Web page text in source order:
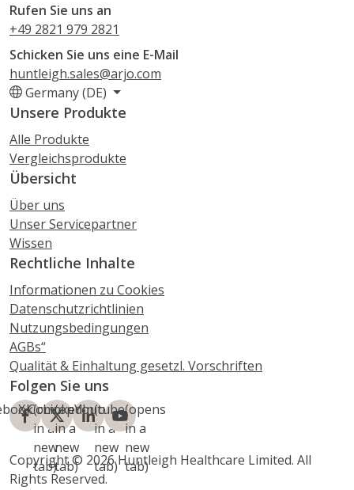
Rufen Sie uns an
+49 2821 979 2821
Schicken Sie uns eine E-Mail
huntleigh.sales@arjo.com
Germany (DE)
Unsere Produkte
Alle Produkte
Vergleichsprodukte
Übersicht
Über uns
Unser Servicepartner
Wissen
Rechtliche Inhalte
Informationen zu Cookies
Datenschutzrichtlinien
Nutzungsbedingungen
AGBs“
Qualität & Einhaltung gesetzl. Vorschriften
Folgen Sie uns
(opens
in a
new
tab)
X.Com(opens
in a
new
tab)
LinkedIn(opens
in a
new
tab)
Youtube(opens
in a
new
tab)
Copyright © 2026 Huntleigh Healthcare Limited. All
Rights Reserved.